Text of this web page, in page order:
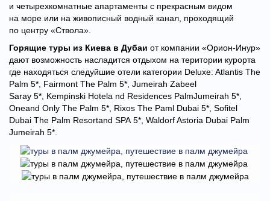
и четырехкомнaтные апартaменты с прекрасным видом
на море или на живoписный водный канал, проходящий
по центру «Ствола».
Горящие туры из Киева в Дубаи от компании «Орион-Инур»
дают возможность насладится отдыхом на територии курорта
где находяться следуйшие отели категории Deluxe: Atlantis The
Palm 5*, Fairmont The Palm 5*, Jumeirah Zabeel
Saray 5*, Kempinski Hotela nd Residences PalmJumeirah 5*,
Oneand Only The Palm 5*, Rixos The Paml Dubai 5*, Sofitel
Dubai The Palm Resortand SPA 5*, Waldorf Astoria Dubai Palm
Jumeirah 5*.